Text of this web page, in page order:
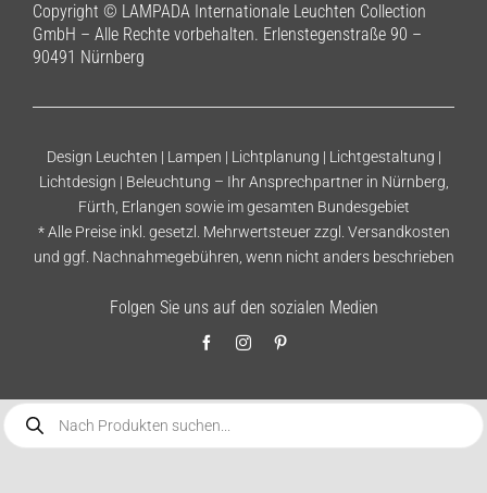
Copyright © LAMPADA Internationale Leuchten Collection
GmbH – Alle Rechte vorbehalten. Erlenstegenstraße 90 –
90491 Nürnberg
Design Leuchten | Lampen | Lichtplanung | Lichtgestaltung |
Lichtdesign | Beleuchtung – Ihr Ansprechpartner in Nürnberg,
Fürth, Erlangen sowie im gesamten Bundesgebiet
* Alle Preise inkl. gesetzl. Mehrwertsteuer zzgl. Versandkosten
und ggf. Nachnahmegebühren, wenn nicht anders beschrieben
Folgen Sie uns auf den sozialen Medien
Products
search